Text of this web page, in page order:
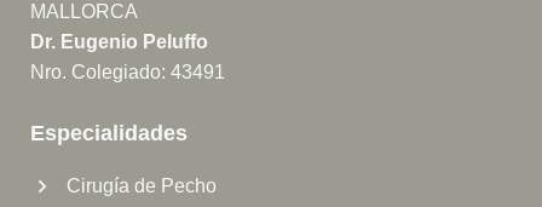
MALLORCA
Dr. Eugenio Peluffo
Nro. Colegiado: 43491
Especialidades
Cirugía de Pecho